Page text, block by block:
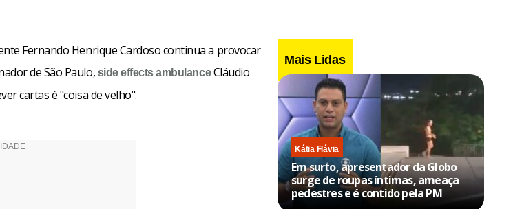
Fernando Henrique Cardoso continua a provocar
de São Paulo, side effects ambulanceCláudio
cartas é "coisa de velho".
Mais Lidas
Kátia Flávia
Em surto, apresentador da Globo
surge de roupas íntimas, ameaça
pedestres e é contido pela PM